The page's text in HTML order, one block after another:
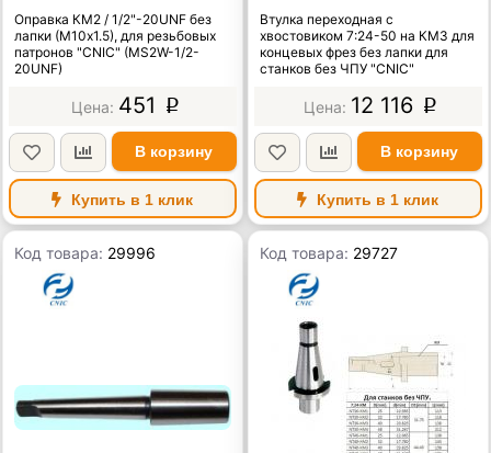
Оправка КМ2 / 1/2"-20UNF без
лапки (М10х1.5), для резьбовых
патронов "CNIC" (MS2W-1/2-
20UNF)
451 p
В корзину
Купить в 1 клик
Втулка переходная с
хвостовиком 7:24-50 на КМ3 для
концевых фрез без лапки для
станков без ЧПУ "CNIC"
12 116 p
В корзину
Купить в 1 клик
Код товара: 29996 Код товара: 29727